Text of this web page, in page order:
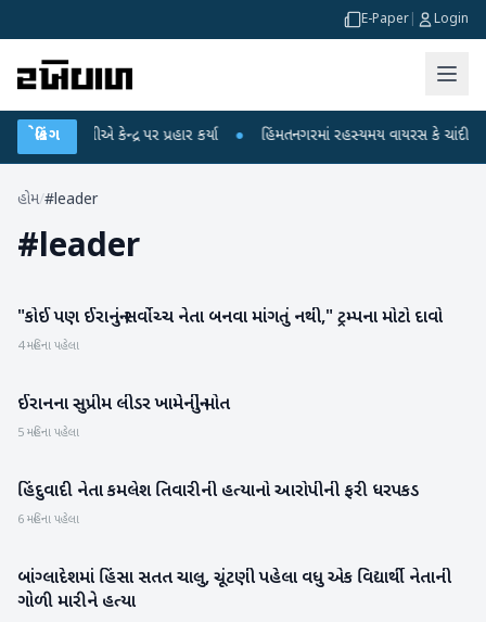
E-Paper Login
બ્રેકિંગ
ગાંધીએ કેન્દ્ર પર પ્રહાર કર્યા ● હિંમતનગરમાં રહસ્યમય વાયરસ કે ચાંદીપુરા? 6
હોમ/#leader
#leader
આંતરરાષ્ટ્રીય
"કોઈ પણ ઈરાનનું સર્વોચ્ચ નેતા બનવા માંગતું નથી," ટ્રમ્પના મોટો દાવો
4 મહિના પહેલા
આંતરરાષ્ટ્રીય
ઈરાનના સુપ્રીમ લીડર ખામેનીનું મોત
5 મહિના પહેલા
રાષ્ટ્રીય
હિંદુવાદી નેતા કમલેશ તિવારીની હત્યાનો આરોપીની ફરી ધરપકડ
6 મહિના પહેલા
આંતરરાષ્ટ્રીય
બાંગ્લાદેશમાં હિંસા સતત ચાલુ, ચૂંટણી પહેલા વધુ એક વિદ્યાર્થી નેતાની
ગોળી મારીને હત્યા